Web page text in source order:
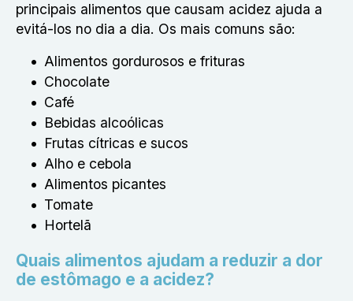
principais alimentos que causam acidez ajuda a
evitá-los no dia a dia. Os mais comuns são:
Alimentos gordurosos e frituras
Chocolate
Café
Bebidas alcoólicas
Frutas cítricas e sucos
Alho e cebola
Alimentos picantes
Tomate
Hortelã
Quais alimentos ajudam a reduzir a dor
de estômago e a acidez?